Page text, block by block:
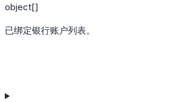
object[]
已绑定银行账户列表。